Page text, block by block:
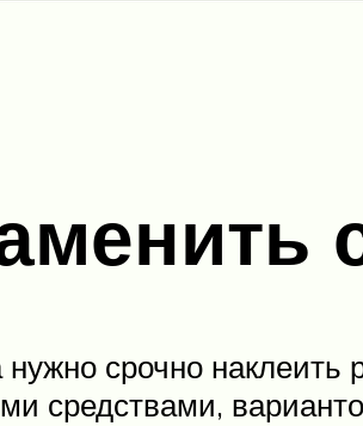
срочно
средствами,